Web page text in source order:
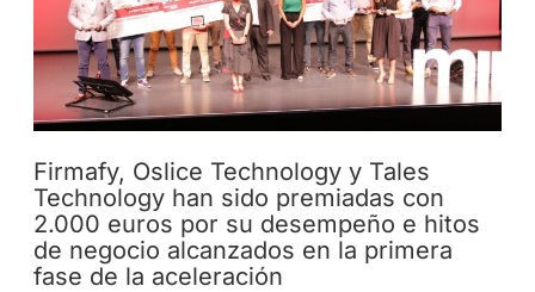
Firmafy, Oslice Technology y Tales
Technology han sido premiadas con
2.000 euros por su desempeño e hitos
de negocio alcanzados en la primera
fase de la aceleración